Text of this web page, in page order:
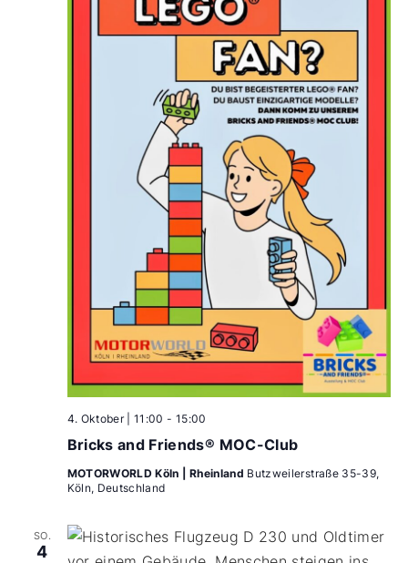
Bricks and Friends® MOC-Club
4. Oktober | 11:00 - 15:00
MOTORWORLD Köln | Rheinland Butzweilerstraße 35-39,
Köln, Deutschland
SO.
4